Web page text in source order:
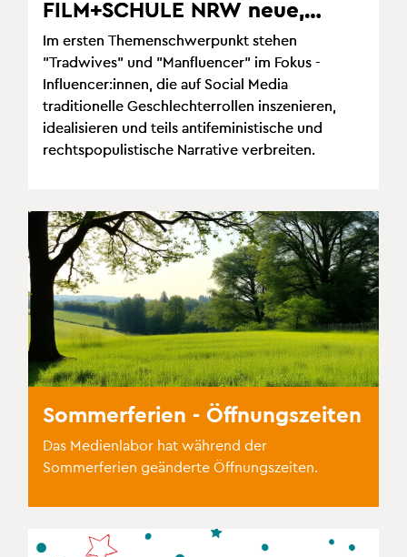
TRADITIONELLE GESCHLECHTERROLLEN
INSZENIEREN, IDEALISIEREN UND TEILS
ANTIFEMINISTISCHE UND
RECHTSPOPULISTISCHE NARRATIVE
VERBREITEN.
FILM+SCHULE NRW neue,
einstündige Online-
Qualifizierungsangebote für
Lehrkräfte auf den Weg.
Im ersten Themenschwerpunkt stehen
"Tradwives" und "Manfluencer" im Fokus -
Influencer:innen, die auf Social Media
traditionelle Geschlechterrollen inszenieren,
idealisieren und teils antifeministische und
rechtspopulistische Narrative verbreiten.
Sommerferien - Öffnungszeiten
Das Medienlabor hat während der
Sommerferien geänderte Öffnungszeiten.